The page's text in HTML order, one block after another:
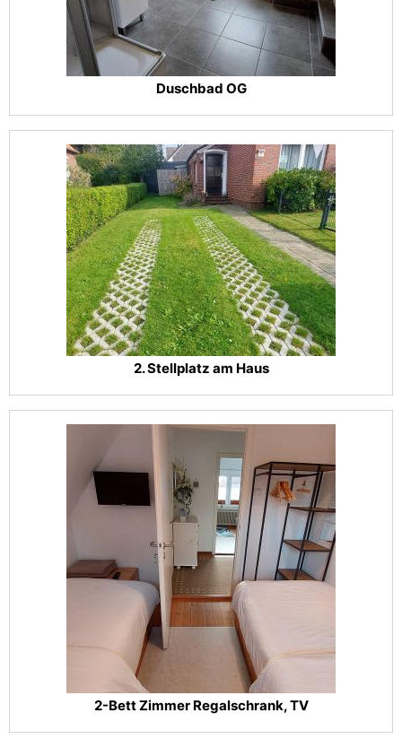
Duschbad OG
2. Stellplatz am Haus
2-Bett Zimmer Regalschrank, TV